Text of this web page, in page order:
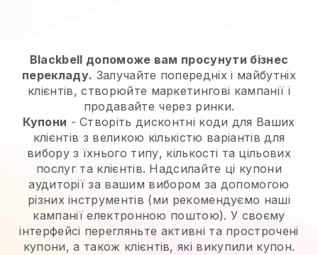
Blackbell допоможе вам просунути бізнес
перекладу. Залучайте попередніх і майбутніх
клієнтів, створюйте маркетингові кампанії і
продавайте через ринки.
Купони - Створіть дисконтні коди для Ваших
клієнтів з великою кількістю варіантів для
вибору з їхнього типу, кількості та цільових
послуг та клієнтів. Надсилайте ці купони
аудиторії за вашим вибором за допомогою
різних інструментів (ми рекомендуємо наші
кампанії електронною поштою). У своєму
інтерфейсі перегляньте активні та прострочені
купони, а також клієнтів, які викупили купон.